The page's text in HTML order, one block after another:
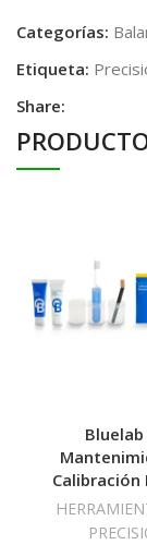
Categorías:
Etiqueta:
Share:
Calibración